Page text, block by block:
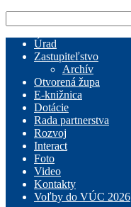
Úrad
Zastupiteľstvo
Archív
Otvorená župa
E-knižnica
Dotácie
Rada partnerstva
Rozvoj
Interact
Foto
Video
Kontakty
Voľby do VÚC 2026